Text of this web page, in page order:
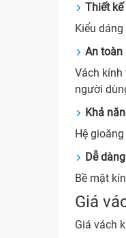
Thiết
Kiểu
An toàn
Vách kính
người
Khả
Hệ
Dễ
Bề mặt
Giá
Giá vách